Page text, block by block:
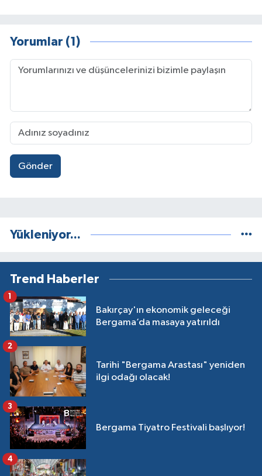
Yorumlar (1)
Gönder
Yükleniyor...
Trend Haberler
Bakırçay'ın ekonomik geleceği
Bergama’da masaya yatırıldı
1
Tarihi "Bergama Arastası" yeniden
ilgi odağı olacak!
2
Bergama Tiyatro Festivali başlıyor!
3
4